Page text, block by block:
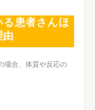
患者さんほ
場合、体質や反応の